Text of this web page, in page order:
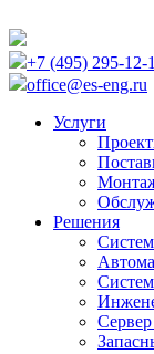
+7 (495) 295-12-
office@es-eng.ru
Услуги
Решения